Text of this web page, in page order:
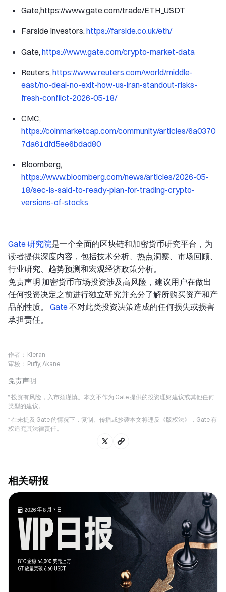
Gate,https://www.gate.com/trade/ETH_USDT
Farside Investors,https://farside.co.uk/eth/
Gate,https://www.gate.com/crypto-market-data
Reuters,https://www.reuters.com/world/middle-
east/no-deal-no-exit-how-us-iran-standout-risks-
fresh-conflict-2026-05-18/
CMC,
https://coinmarketcap.com/community/articles/6a0370
7da61dfd5ee6bdad80
Bloomberg,
https://www.bloomberg.com/news/articles/2026-05-
18/sec-is-said-to-ready-plan-for-trading-crypto-
versions-of-stocks
Gate 研究院是一个全面的区块链和加密货币研究平台，为
读者提供深度内容，包括技术分析、热点洞察、市场回顾、
行业研究、趋势预测和宏观经济政策分析。
免责声明 加密货币市场投资涉及高风险，建议用户在做出
任何投资决定之前进行独立研究并充分了解所购买资产和产
品的性质。 Gate不对此类投资决策造成的任何损失或损害
承担责任。
作者： Kieran
审校： Puffy, Akane
免责声明
* 投资有风险，入市须谨慎。本文不作为 Gate 提供的投资理财建议或其他任何
类型的建议。
* 在未提及 Gate 的情况下，复制、传播或抄袭本文将违反《版权法》，Gate 有
权追究其法律责任。
相关研报